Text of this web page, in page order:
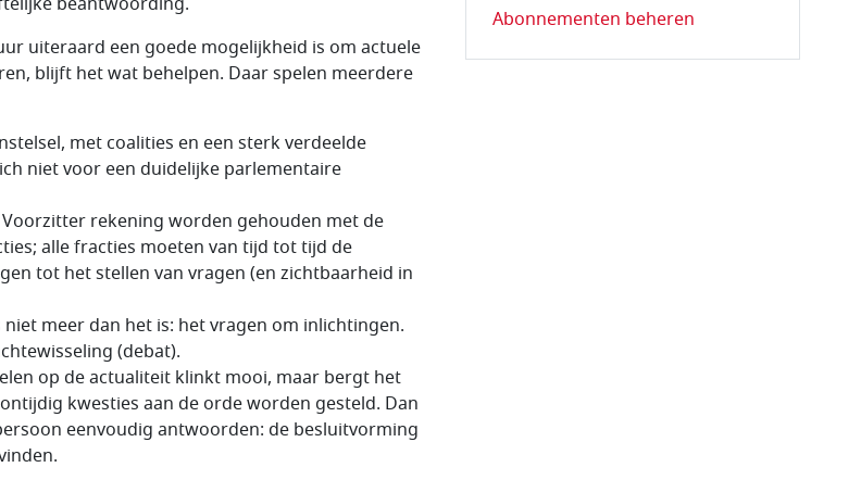
uiteraard een goede mogelijkheid is om actuele
blijft het wat behelpen. Daar spelen meerdere
met coalities en een sterk verdeelde
niet voor een duidelijke parlementaire
rekening worden gehouden met de
alle fracties moeten van tijd tot tijd de
tot het stellen van vragen (en zichtbaarheid in
meer dan het is: het vragen om inlichtingen.
(debat).
op de actualiteit klinkt mooi, maar bergt het
kwesties aan de orde worden gesteld. Dan
eenvoudig antwoorden: de besluitvorming
Abonnementen beheren